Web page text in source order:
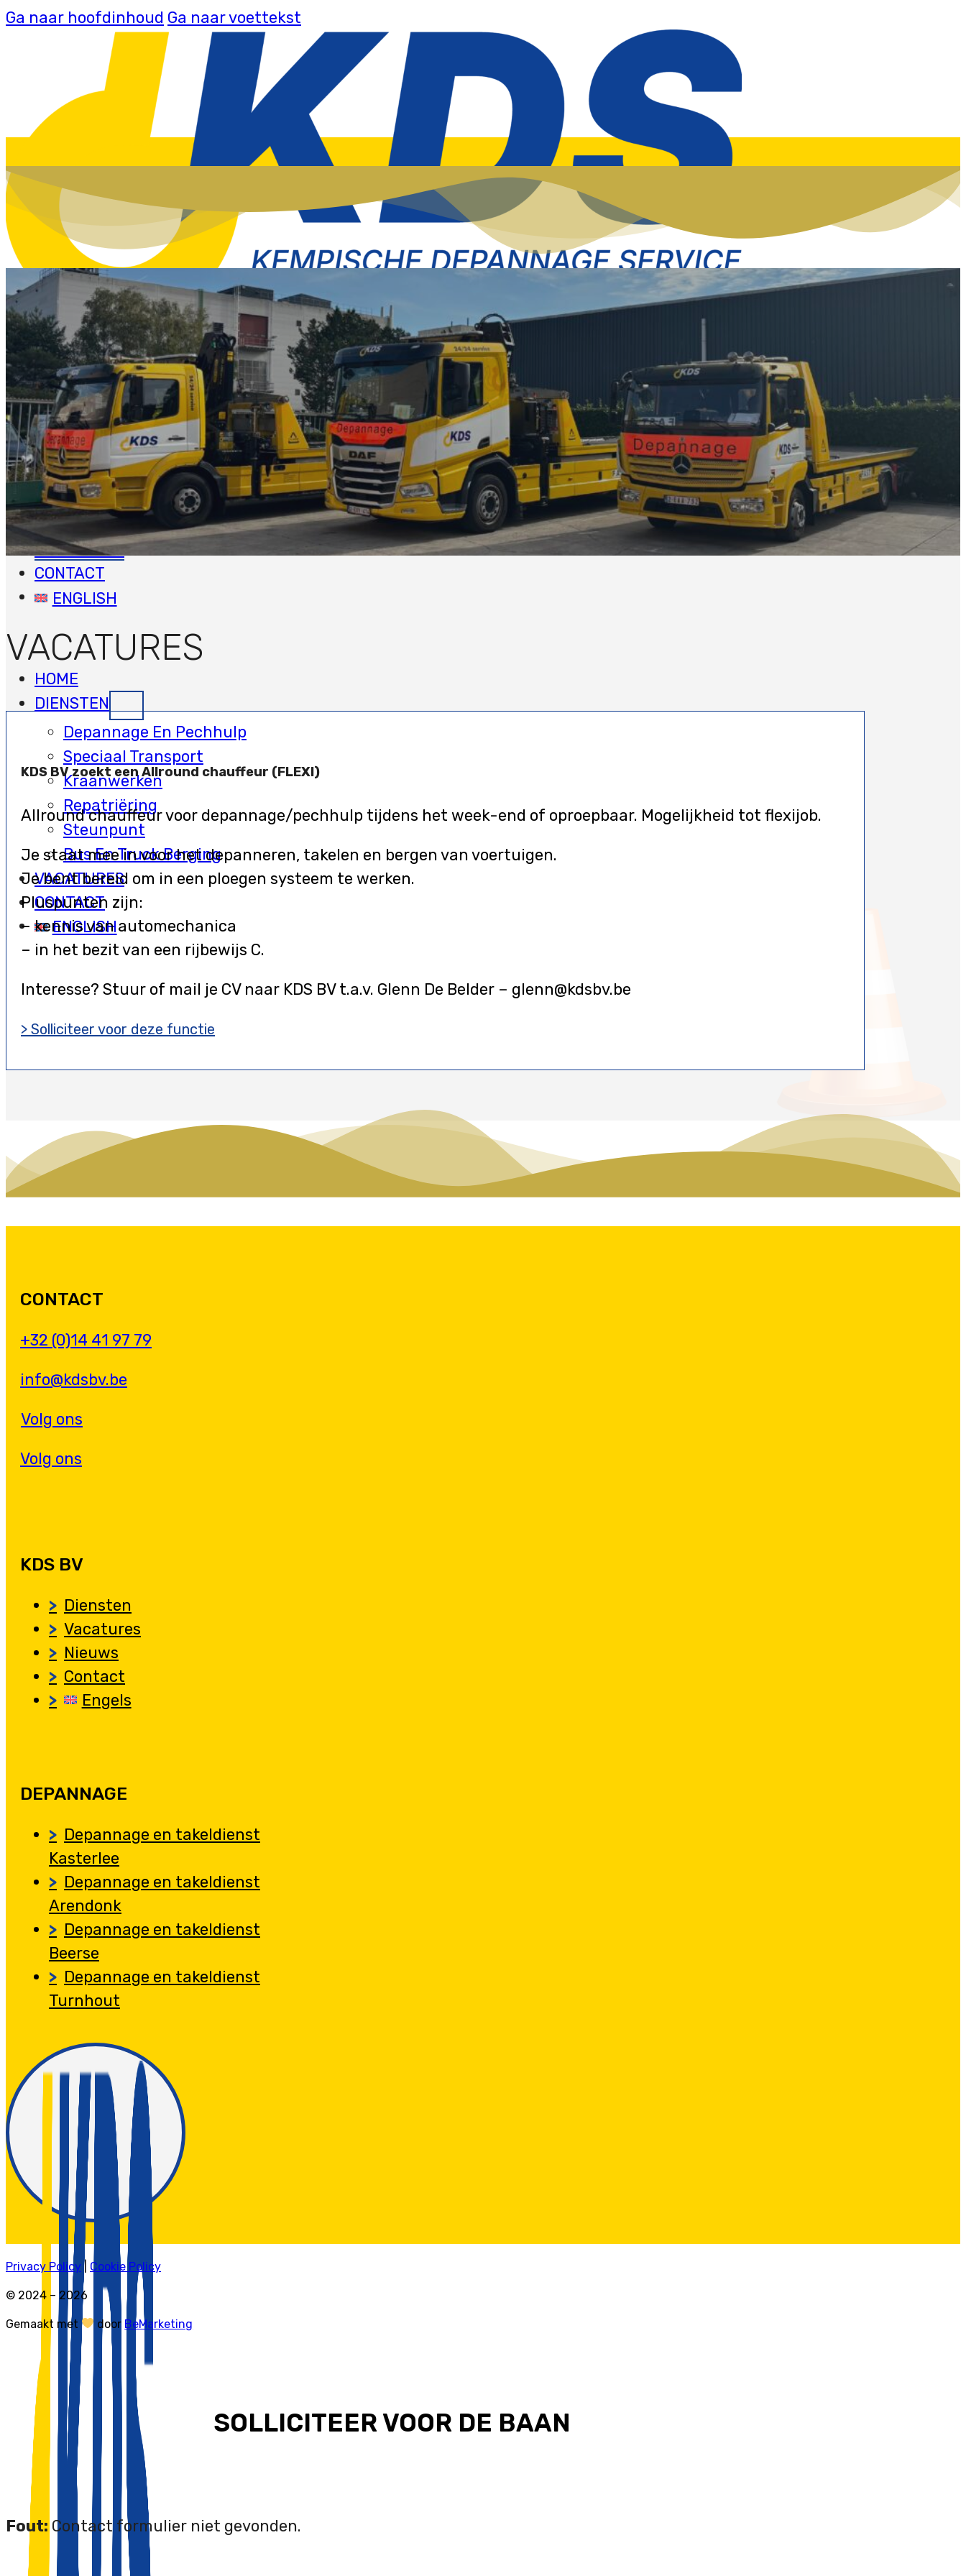
Ga naar hoofdinhoud Ga naar voettekst
HOME
DIENSTEN
Depannage en pechhulp
Speciaal transport
Kraanwerken
Repatriëring
Steunpunt
Bus en truck berging
VACATURES
CONTACT
ENGLISH
HOME
DIENSTEN
Depannage En Pechhulp
Speciaal Transport
Kraanwerken
Repatriëring
Steunpunt
Bus En Truck Berging
VACATURES
CONTACT
ENGLISH
VACATURES
KDS BV zoekt een Allround chauffeur (FLEXI)
Allround chauffeur voor depannage/pechhulp tijdens het week-end of oproepbaar. Mogelijkheid tot flexijob.
Je staat mee in voor het depanneren, takelen en bergen van voertuigen.
Je bent bereid om in een ploegen systeem te werken.
Pluspunten zijn:
– kennis van automechanica
– in het bezit van een rijbewijs C.
Interesse? Stuur of mail je CV naar KDS BV t.a.v. Glenn De Belder – glenn@kdsbv.be
> Solliciteer voor deze functie
CONTACT
+32 (0)14 41 97 79
info@kdsbv.be
Volg ons
Volg ons
KDS BV
Diensten
Vacatures
Nieuws
Contact
Engels
DEPANNAGE
Depannage en takeldienst
Kasterlee
Depannage en takeldienst
Arendonk
Depannage en takeldienst
Beerse
Depannage en takeldienst
Turnhout
Privacy Policy | Cookie Policy
© 2024 – 2026
Gemaakt met door BeMarketing
SOLLICITEER VOOR DE BAAN
Fout: Contact formulier niet gevonden.